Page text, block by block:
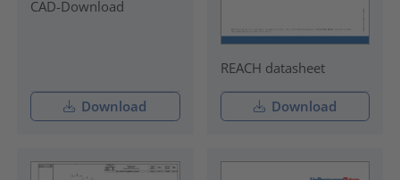
CAD-Download
Download
REACH datasheet
Download